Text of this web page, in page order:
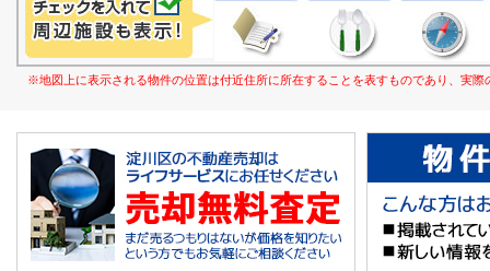
※地図上に表示される物件の位置は付近住所に所在することを表すものであり、実